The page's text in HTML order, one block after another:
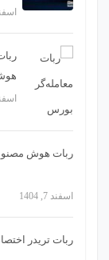
اسفند
اسفند
ربات هوش
اسفند 7, 1404
ربات تریدر